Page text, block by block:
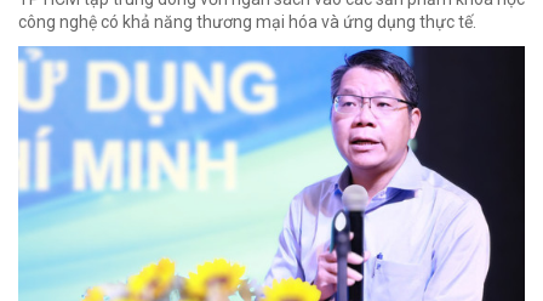
công nghệ có khả năng thương mại hóa và ứng dụng thực tế.